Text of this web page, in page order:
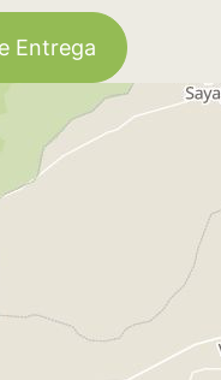
Entrega